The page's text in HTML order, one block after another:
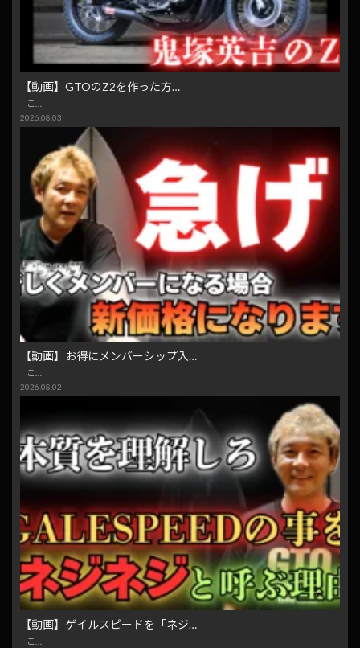
【動画】GTOのZ2を作った方…
こ…
2026.08.03
【動画】お得にメンバーシップ入…
こ…
2026.08.02
【動画】ゲイルスピードを「ネジ…
こ…